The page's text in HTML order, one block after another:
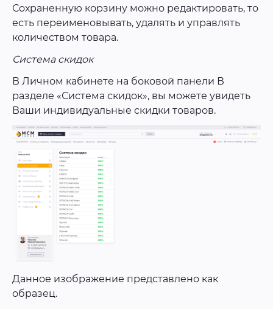
Сохраненную корзину можно редактировать, то
есть переименовывать, удалять и управлять
количеством товара.
Система скидок
В Личном кабинете на боковой панели В
разделе «Система скидок», вы можете увидеть
Ваши индивидуальные скидки товаров.
Данное изображение представлено как
образец.